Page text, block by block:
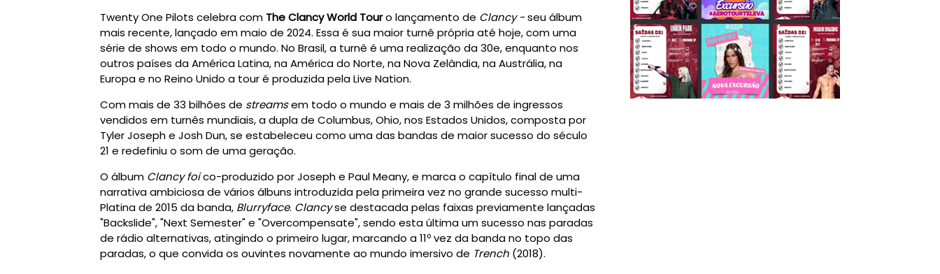
Twenty One Pilots celebra com The Clancy World Touro lançamento de Clancy -seu álbum
mais recente, lançado em maio de 2024. Essa é sua maior turnê própria até hoje, com uma
série de shows em todo o mundo. No Brasil, a turnê é uma realização da 30e, enquanto nos
outros países da América Latina, na América do Norte, na Nova Zelândia, na Austrália, na
Europa e no Reino Unido a tour é produzida pela Live Nation.
Com mais de 33 bilhões de streamsem todo o mundo e mais de 3 milhões de ingressos
vendidos em turnês mundiais, a dupla de Columbus, Ohio, nos Estados Unidos, composta por
Tyler Joseph e Josh Dun, se estabeleceu como uma das bandas de maior sucesso do século
21 e redefiniu o som de uma geração.
O álbum Clancy foico-produzido por Joseph e Paul Meany, e marca o capítulo final de uma
narrativa ambiciosa de vários álbuns introduzida pela primeira vez no grande sucesso multi-
Platina de 2015 da banda, Blurryface. Clancyse destacada pelas faixas previamente lançadas
"Backslide", "Next Semester" e "Overcompensate", sendo esta última um sucesso nas paradas
de rádio alternativas, atingindo o primeiro lugar, marcando a 11º vez da banda no topo das
paradas, o que convida os ouvintes novamente ao mundo imersivo de Trench (2018).